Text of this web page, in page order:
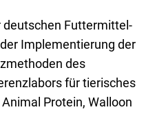
Futtermittel-
Implementierung der
des
für tierisches
Animal Protein, Walloon